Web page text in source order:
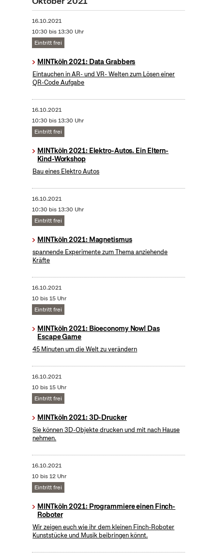
16.10.2021
10:30 bis 13:30 Uhr
Eintritt frei
MINTköln 2021: Data Grabbers
Eintauchen in AR- und VR- Welten zum Lösen einer
QR-Code Aufgabe
16.10.2021
10:30 bis 13:30 Uhr
Eintritt frei
MINTköln 2021: Elektro-Autos. Ein Eltern-
Kind-Workshop
Bau eines Elektro Autos
16.10.2021
10:30 bis 13:30 Uhr
Eintritt frei
MINTköln 2021: Magnetismus
spannende Experimente zum Thema anziehende
Kräfte
16.10.2021
10 bis 15 Uhr
Eintritt frei
MINTköln 2021: Bioeconomy Now! Das
Escape Game
45 Minuten um die Welt zu verändern
16.10.2021
10 bis 15 Uhr
Eintritt frei
MINTköln 2021: 3D-Drucker
Sie können 3D-Objekte drucken und mit nach Hause
nehmen.
16.10.2021
10 bis 12 Uhr
Eintritt frei
MINTköln 2021: Programmiere einen Finch-
Roboter
Wir zeigen euch wie ihr dem kleinen Finch-Roboter
Kunststücke und Musik beibringen könnt.